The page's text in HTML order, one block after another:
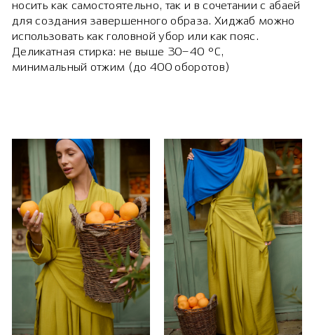
носить как самостоятельно, так и в сочетании с абаей
для создания завершенного образа. Хиджаб можно
использовать как головной убор или как пояс.
Деликатная стирка: не выше 30–40 °C,
минимальный отжим (до 400 оборотов)